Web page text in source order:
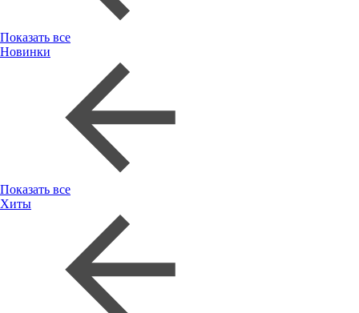
Показать все
Новинки
Показать все
Хиты